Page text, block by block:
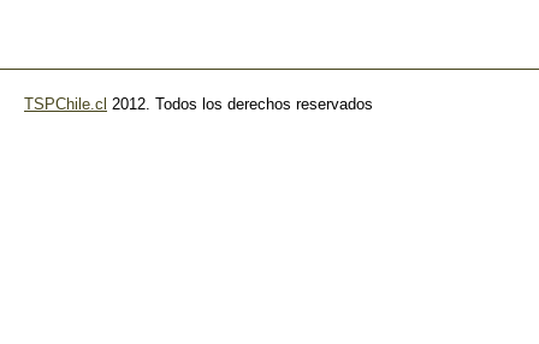
TSPChile.cl 2012. Todos los derechos reservados